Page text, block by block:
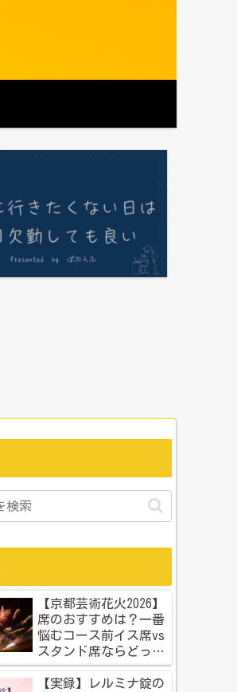
【京都芸術花火2026】
席のおすすめは？一番
悩むコース前イス席vs
スタンド席ならどっ
ち？本音比較！
【実録】レルミナ錠の